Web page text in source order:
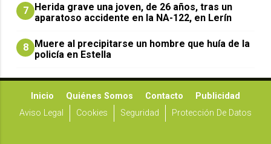
7 Herida grave una joven, de 26 años, tras un
aparatoso accidente en la NA-122, en Lerín
8 Muere al precipitarse un hombre que huía de la
policía en Estella
Inicio Quiénes Somos Contacto
Publicidad
Aviso Legal
Cookies Seguridad Protección De Datos